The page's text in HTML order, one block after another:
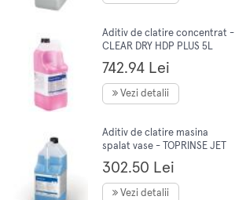
Aditiv de clatire concentrat -
CLEAR DRY HDP PLUS 5L
742.94 Lei
Vezi detalii
Aditiv de clatire masina
spalat vase - TOPRINSE JET
5L
302.50 Lei
Vezi detalii